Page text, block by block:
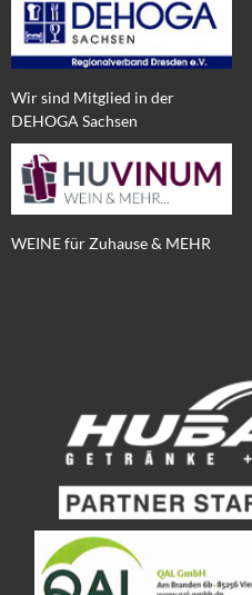
Wir sind Mitglied in der
DEHOGA Sachsen
WEINE für Zuhause & MEHR